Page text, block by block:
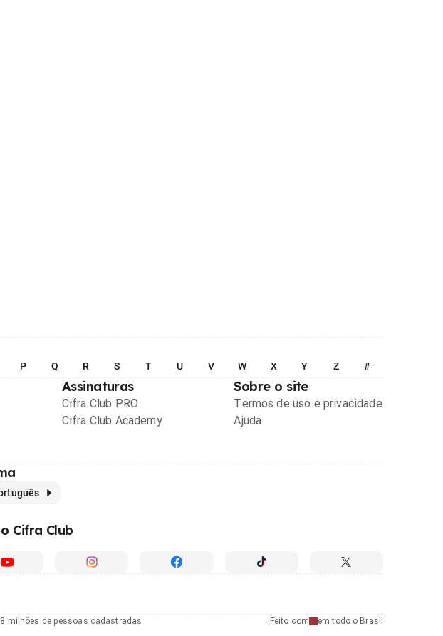
P Q R S T U V W X Y Z #
Assinaturas
Cifra Club PRO
Cifra Club Academy
Sobre o site
Termos de uso e privacidade
Ajuda
Cifra Club
Feito com em todo o Brasil
milhões de pessoas cadastradas